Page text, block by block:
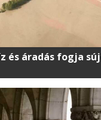
és áradás fogja